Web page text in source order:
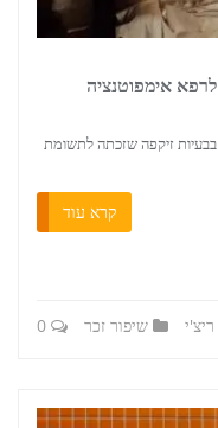
אימפוטנציה
בבעיות זיקפה שזכתה לתשומת
קרא עוד
שיפור זכר